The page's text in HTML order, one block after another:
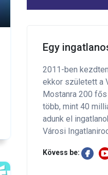
Egy
2011-ben
ekkor született a
Mostanra 200
több, mint 40
adunk el
Városi
Kövess be: